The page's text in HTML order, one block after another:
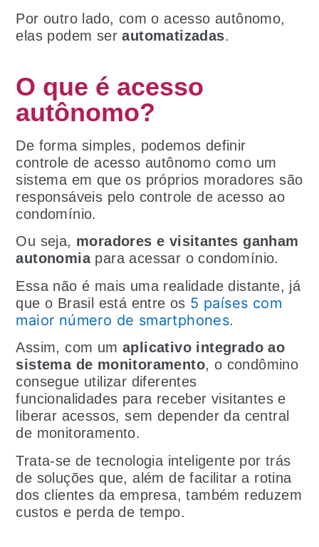
Por outro lado, com o acesso autônomo,
elas podem serautomatizadas.
O que é acesso
autônomo?
De forma simples, podemos definir
controle de acesso autônomo como um
sistema em que os próprios moradores são
responsáveis pelo controle de acesso ao
condomínio.
Ou seja, moradores e visitantes ganham
autonomiapara acessar o condomínio.
Essa não é mais uma realidade distante, já
que o Brasil está entre os 5 países com
maior número de smartphones.
Assim, com um aplicativo integrado ao
sistema de monitoramento, o condômino
consegue utilizar diferentes
funcionalidades para receber visitantes e
liberar acessos, sem depender da central
de monitoramento.
Trata-se de tecnologia inteligente por trás
de soluções que, além de facilitar a rotina
dos clientes da empresa, também reduzem
custos e perda de tempo.